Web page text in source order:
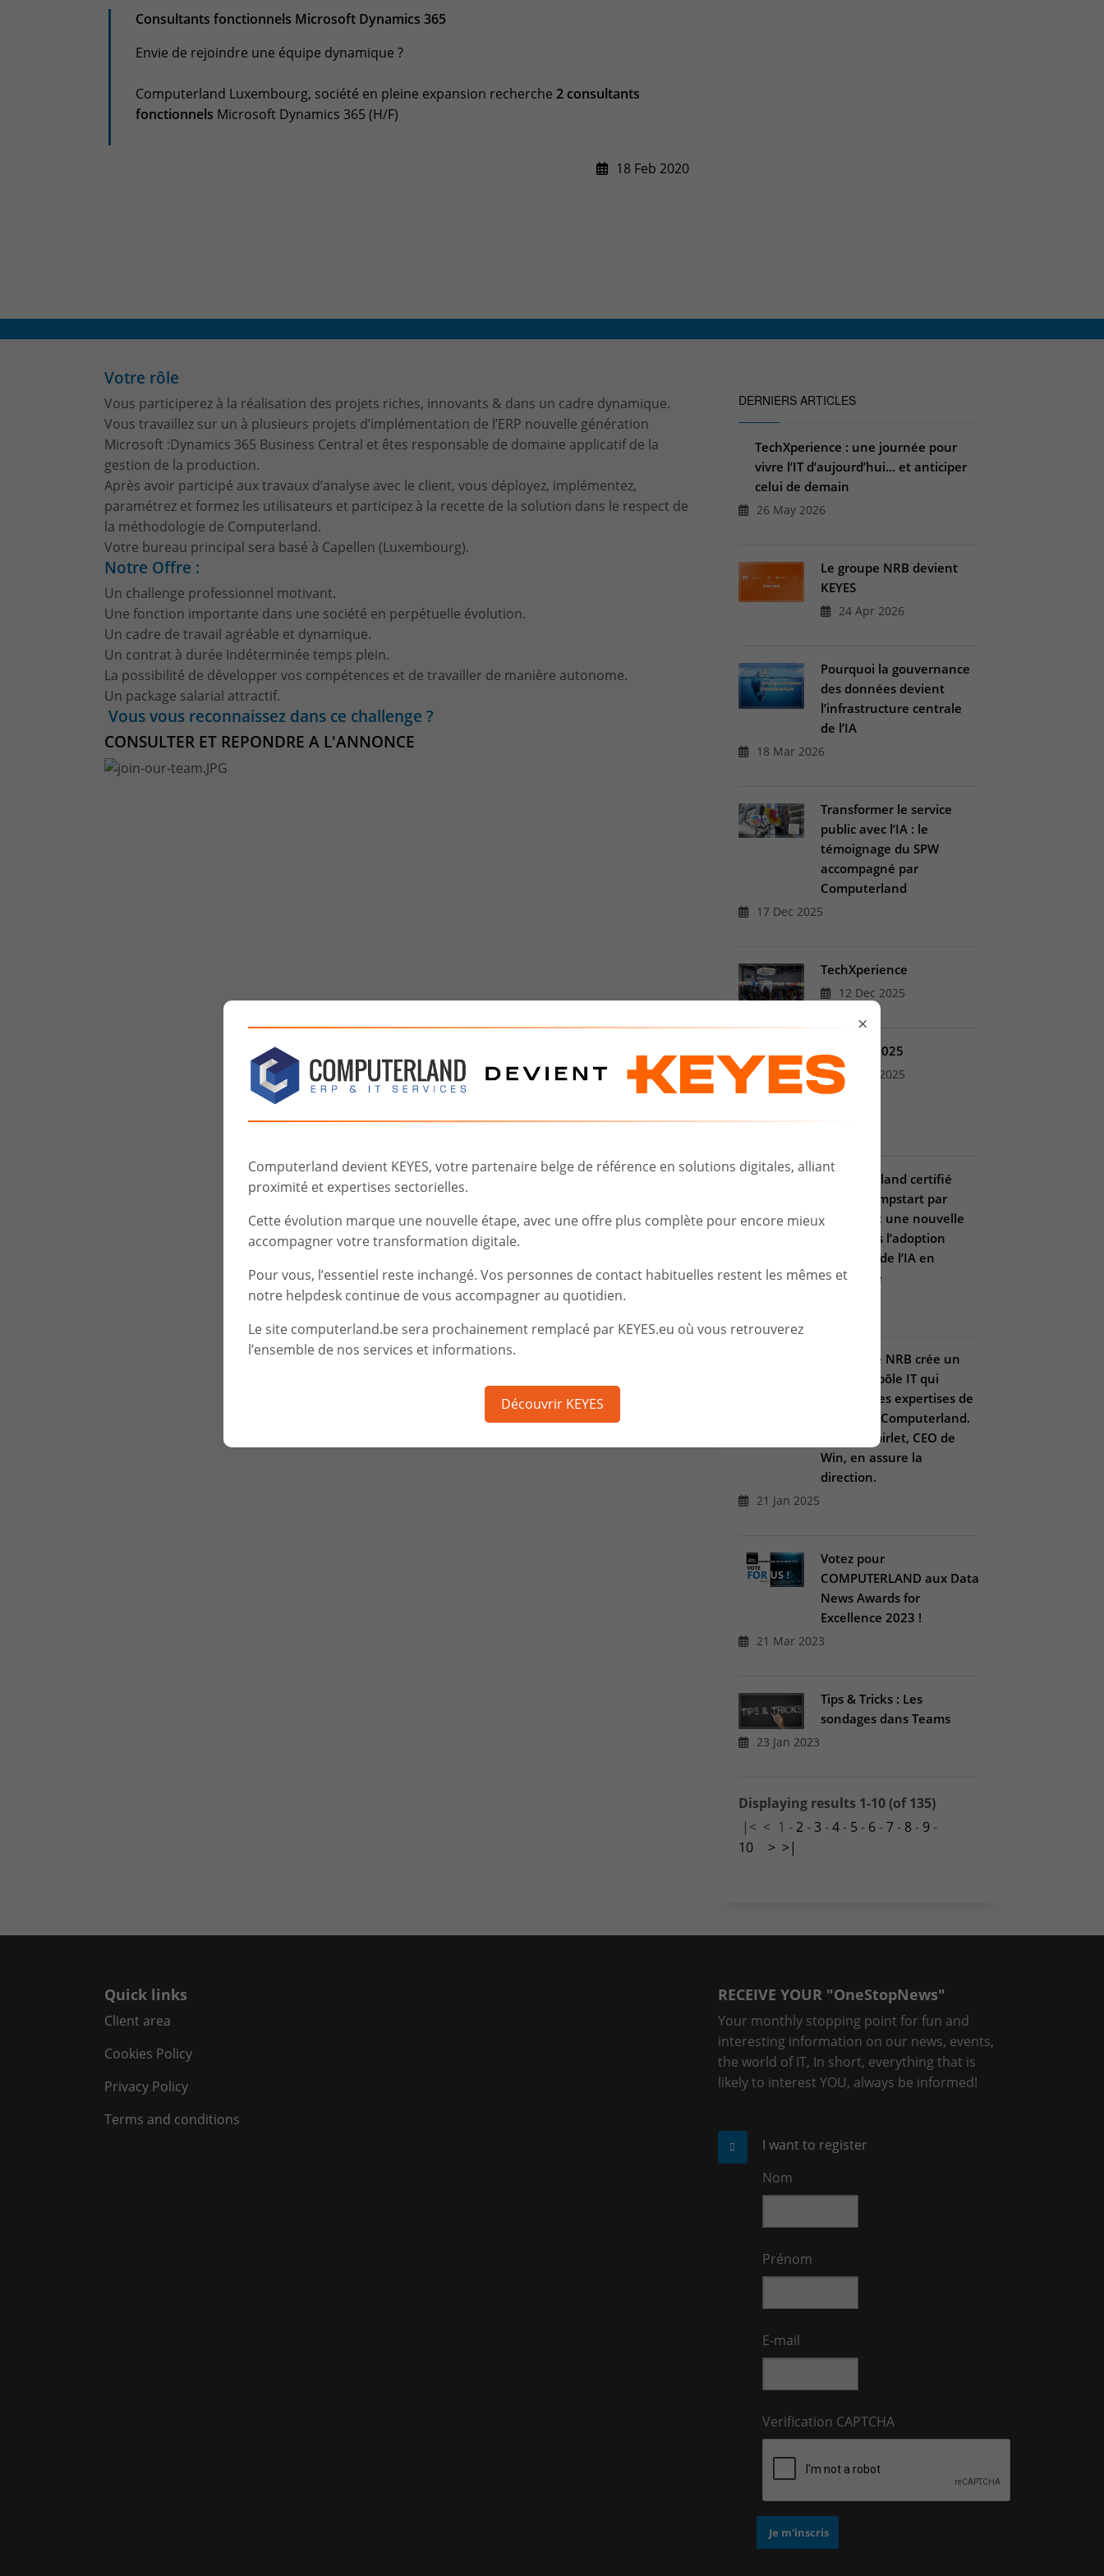
×
Computerland devient KEYES, votre partenaire belge de référence en solutions digitales, alliant
proximité et expertises sectorielles.
Cette évolution marque une nouvelle étape, avec une offre plus complète pour encore mieux
accompagner votre transformation digitale.
Pour vous, l’essentiel reste inchangé. Vos personnes de contact habituelles restent les mêmes et
notre helpdesk continue de vous accompagner au quotidien.
Le site computerland.be sera prochainement remplacé par KEYES.eu où vous retrouverez
l’ensemble de nos services et informations.
Découvrir KEYES
Consultants fonctionnels Microsoft Dynamics 365
Envie de rejoindre une équipe dynamique ?
Computerland Luxembourg, société en pleine expansion recherche 2 consultants
fonctionnels Microsoft Dynamics 365 (H/F)
18 Feb 2020
Votre rôle
Vous participerez à la réalisation des projets riches, innovants & dans un cadre dynamique.
Vous travaillez sur un à plusieurs projets d’implémentation de l’ERP nouvelle génération
Microsoft :Dynamics 365 Business Central et êtes responsable de domaine applicatif de la
gestion de la production.
Après avoir participé aux travaux d’analyse avec le client, vous déployez, implémentez,
paramétrez et formez les utilisateurs et participez à la recette de la solution dans le respect de
la méthodologie de Computerland.
Votre bureau principal sera basé à Capellen (Luxembourg).
Notre Offre :
Un challenge professionnel motivant.
Une fonction importante dans une société en perpétuelle évolution.
Un cadre de travail agréable et dynamique.
Un contrat à durée Indéterminée temps plein.
La possibilité de développer vos compétences et de travailler de manière autonome.
Un package salarial attractif.
Vous vous reconnaissez dans ce challenge ?
CONSULTER ET REPONDRE A L'ANNONCE
DERNIERS ARTICLES
TechXperience : une journée pour
vivre l’IT d’aujourd’hui… et anticiper
celui de demain
26 May 2026
Le groupe NRB devient
KEYES
24 Apr 2026
Pourquoi la gouvernance
des données devient
l’infrastructure centrale
de l’IA
18 Mar 2026
Transformer le service
public avec l’IA : le
témoignage du SPW
accompagné par
Computerland
17 Dec 2025
TechXperience
12 Dec 2025
Connect 2025
12 Dec 2025
Computerland certifié
Copilot Jumpstart par
Microsoft : une nouvelle
étape vers l’adoption
maîtrisée de l’IA en
entreprise
Le Groupe NRB crée un
nouveau pôle IT qui
combine les expertises de
Win et de Computerland.
Arnaud Spirlet, CEO de
Win, en assure la
direction.
21 Jan 2025
Votez pour
COMPUTERLAND aux Data
News Awards for
Excellence 2023 !
21 Mar 2023
Tips & Tricks : Les
sondages dans Teams
23 Jan 2023
Displaying results 1-10 (of 135)
|< < 1 - 2- 3 -4- 5 - 6-7- 8- 9-
10
> >|
Quick links
Client area
Cookies Policy
Privacy Policy
Terms and conditions
RECEIVE YOUR "OneStopNews"
Your monthly stopping point for fun and
interesting information on our news, events,
the world of IT, In short, everything that is
likely to interest YOU, always be informed!
I want to register
Nom
Prénom
E-mail
Verification CAPTCHA